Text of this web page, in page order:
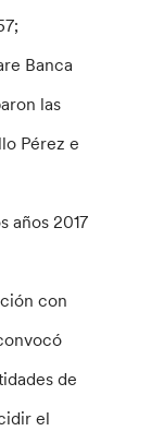
Banca
las
Pérez e
años 2017
con
de
el